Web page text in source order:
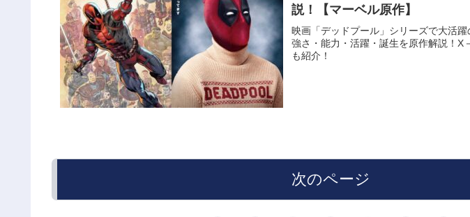
説！【マーベル原作】
映画「デッドプール」シリーズで大活
強さ・能力・活躍・誕生を原作解説！X
も紹介！
次のページ